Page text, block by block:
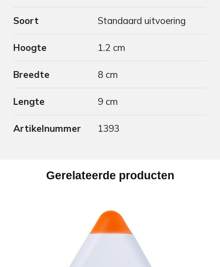
Soort Standaard uitvoering
Hoogte 1.2 cm
Breedte 8 cm
Lengte 9 cm
Artikelnummer 1393
Gerelateerde producten